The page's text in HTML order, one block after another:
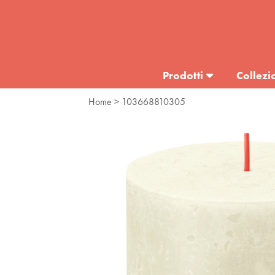
Prodotti
Home > 103668810305